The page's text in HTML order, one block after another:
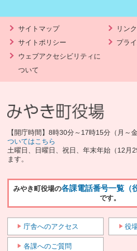
サイトマップ
リン
サイトポリシー
プラ
ウェブアクセシビリティに
ついて
【開庁時間】8時30分～17時15分（月～
ついてはこちら
土曜日、日曜日、祝日、年末年始（12月
ます。
みやき町役場の各課電話番号一覧（
です。
庁舎へのアクセス 役
各課へのご質問